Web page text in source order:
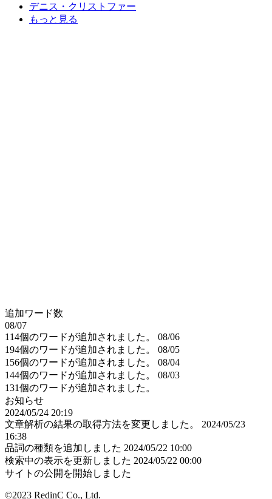
デニス・クリストファー
もっと見る
追加ワード数
08/07
114個のワードが追加されました。
08/06
194個のワードが追加されました。
08/05
156個のワードが追加されました。
08/04
144個のワードが追加されました。
08/03
131個のワードが追加されました。
お知らせ
2024/05/24 20:19
文章解析の結果の取得方法を変更しました。
2024/05/23
16:38
品詞の種類を追加しました 2024/05/22 10:00
検索中の表示を更新しました 2024/05/22 00:00
サイトの公開を開始しました
©2023 RedinC Co., Ltd.